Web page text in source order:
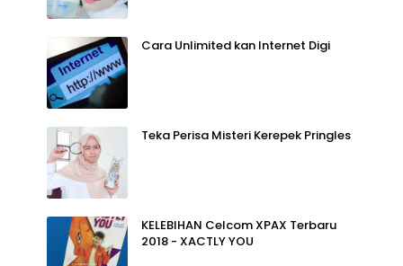
Cara Unlimited kan Internet Digi
Teka Perisa Misteri Kerepek Pringles
KELEBIHAN Celcom XPAX Terbaru
2018 - XACTLY YOU